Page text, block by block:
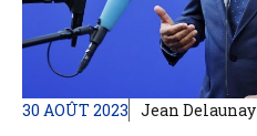
30 AOÛT 2023 Jean Delaunay